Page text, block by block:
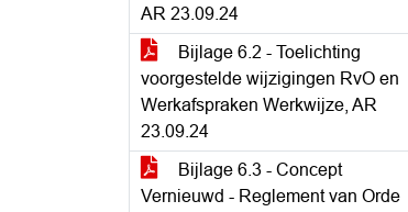
AR 23.09.24
Bijlage 6.2 - Toelichting
voorgestelde wijzigingen RvO en
Werkafspraken Werkwijze, AR
23.09.24
Bijlage 6.3 - Concept
Vernieuwd - Reglement van Orde